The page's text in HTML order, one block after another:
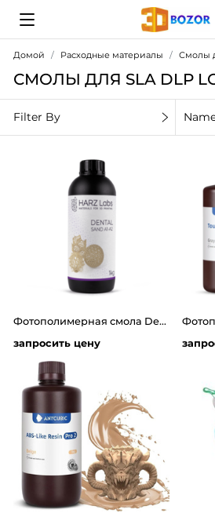
Домой Расходные материалы Смолы
СМОЛЫ ДЛЯ SLA DLP
Filter By
Фотополимерная смола Dental Sand LCD/DLP 1л от компании HARZ Labs
запросить цену